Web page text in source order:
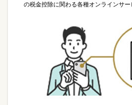
の税金控除に関わる各種オンラインサー